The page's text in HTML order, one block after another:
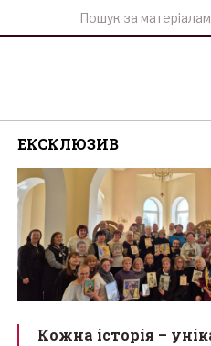
ЕКСКЛЮЗИВ
Кожна історія –